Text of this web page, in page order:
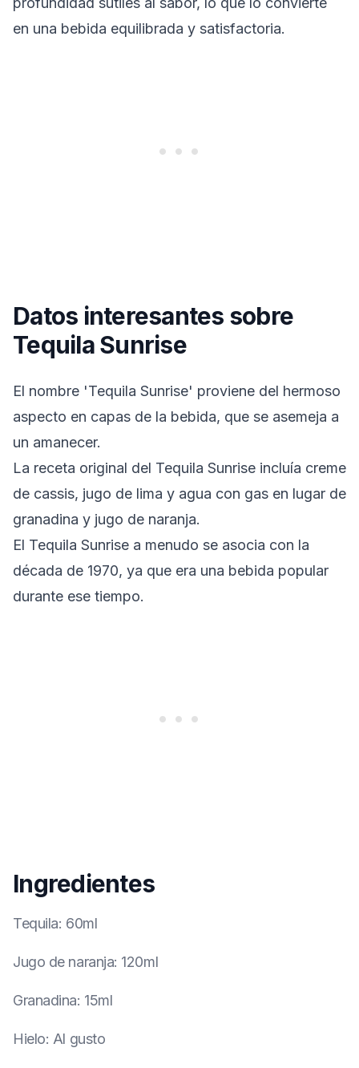
en una bebida equilibrada y satisfactoria.
Datos interesantes sobre
Tequila Sunrise
El nombre 'Tequila Sunrise' proviene del hermoso
aspecto en capas de la bebida, que se asemeja a
un amanecer.
La receta original del Tequila Sunrise incluía creme
de cassis, jugo de lima y agua con gas en lugar de
granadina y jugo de naranja.
El Tequila Sunrise a menudo se asocia con la
década de 1970, ya que era una bebida popular
durante ese tiempo.
Ingredientes
Tequila: 60ml
Jugo de naranja: 120ml
Granadina: 15ml
Hielo: Al gusto